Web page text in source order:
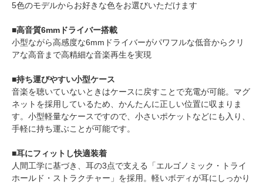
5色のモデルからお好きな色をお選びいただけます
■高音質6mmドライバー搭載
小型ながら高感度な6mmドライバーがパワフルな低音からクリ
アな高音まで高精細な音楽再生を実現
■持ち運びやすい小型ケース
音楽を聴いていないときはケースに戻すことで充電が可能。マグ
ネットを採用しているため、かんたんに正しい位置に収まりま
す。小型軽量なケースですので、小さいポケットなどにも入り、
手軽に持ち運ぶことが可能です。
■耳にフィットし快適装着
人間工学に基づき、耳の3点で支える「エルゴノミック・トライ
ホールド・ストラクチャー」を採用。軽いボディが耳にしっかり